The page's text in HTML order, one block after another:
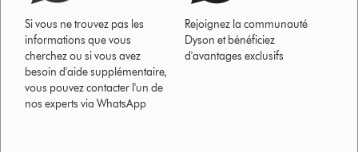
Si vous ne trouvez pas les
informations que vous
cherchez ou si vous avez
besoin d'aide supplémentaire,
vous pouvez contacter l'un de
nos experts via WhatsApp
Rejoignez la communauté
Dyson et bénéficiez
d'avantages exclusifs